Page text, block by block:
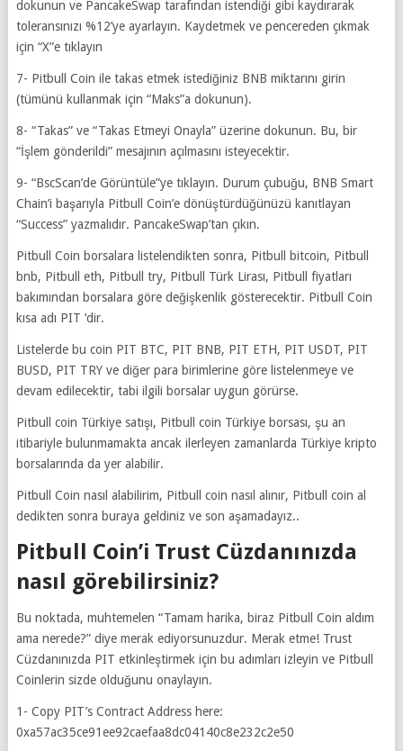
dokunun ve PancakeSwap tarafından istendiği gibi kaydırarak
toleransınızı %12’ye ayarlayın. Kaydetmek ve pencereden çıkmak
için “X”e tıklayın
7- Pitbull Coin ile takas etmek istediğiniz BNB miktarını girin
(tümünü kullanmak için “Maks”a dokunun).
8- “Takas” ve “Takas Etmeyi Onayla” üzerine dokunun. Bu, bir
“İşlem gönderildi” mesajının açılmasını isteyecektir.
9- “BscScan’de Görüntüle”ye tıklayın. Durum çubuğu, BNB Smart
Chain’i başarıyla Pitbull Coin’e dönüştürdüğünüzü kanıtlayan
“Success” yazmalıdır. PancakeSwap’tan çıkın.
Pitbull Coin borsalara listelendikten sonra, Pitbull bitcoin, Pitbull
bnb, Pitbull eth, Pitbull try, Pitbull Türk Lirası, Pitbull fiyatları
bakımından borsalara göre değişkenlik gösterecektir. Pitbull Coin
kısa adı PIT ‘dir.
Listelerde bu coin PIT BTC, PIT BNB, PIT ETH, PIT USDT, PIT
BUSD, PIT TRY ve diğer para birimlerine göre listelenmeye ve
devam edilecektir, tabi ilgili borsalar uygun görürse.
Pitbull coin Türkiye satışı, Pitbull coin Türkiye borsası, şu an
itibariyle bulunmamakta ancak ilerleyen zamanlarda Türkiye kripto
borsalarında da yer alabilir.
Pitbull Coin nasıl alabilirim, Pitbull coin nasıl alınır, Pitbull coin al
dedikten sonra buraya geldiniz ve son aşamadayız..
Pitbull Coin’i Trust Cüzdanınızda
nasıl görebilirsiniz?
Bu noktada, muhtemelen “Tamam harika, biraz Pitbull Coin aldım
ama nerede?” diye merak ediyorsunuzdur. Merak etme! Trust
Cüzdanınızda PIT etkinleştirmek için bu adımları izleyin ve Pitbull
Coinlerin sizde olduğunu onaylayın.
1- Copy PIT’s Contract Address here:
0xa57ac35ce91ee92caefaa8dc04140c8e232c2e50